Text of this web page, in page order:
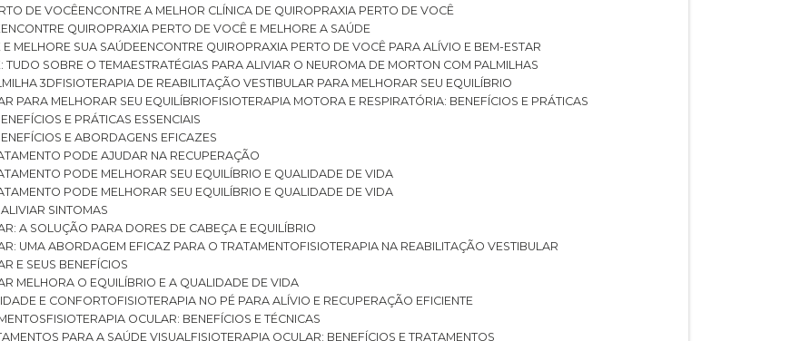
DE VOCÊ ENCONTRE A MELHOR CLÍNICA DE QUIROPRAXIA PERTO DE VOCÊ
ENCONTRE QUIROPRAXIA PERTO DE VOCÊ E MELHORE A SAÚDE
E MELHORE SUA SAÚDE ENCONTRE QUIROPRAXIA PERTO DE VOCÊ PARA ALÍVIO E BEM-ESTAR
TUDO SOBRE O TEMA ESTRATÉGIAS PARA ALIVIAR O NEUROMA DE MORTON COM PALMILHAS
3D
FISIOTERAPIA DE REABILITAÇÃO VESTIBULAR PARA MELHORAR SEU EQUILÍBRIO
PARA MELHORAR SEU EQUILÍBRIO
FISIOTERAPIA MOTORA E RESPIRATÓRIA: BENEFÍCIOS E PRÁTICAS
E PRÁTICAS ESSENCIAIS
E ABORDAGENS EFICAZES
PODE AJUDAR NA RECUPERAÇÃO
PODE MELHORAR SEU EQUILÍBRIO E QUALIDADE DE VIDA
PODE MELHORAR SEU EQUILÍBRIO E QUALIDADE DE VIDA
SINTOMAS
A SOLUÇÃO PARA DORES DE CABEÇA E EQUILÍBRIO
UMA ABORDAGEM EFICAZ PARA O TRATAMENTO
FISIOTERAPIA NA REABILITAÇÃO VESTIBULAR
E SEUS BENEFÍCIOS
MELHORA O EQUILÍBRIO E A QUALIDADE DE VIDA
E CONFORTO
FISIOTERAPIA NO PÉ PARA ALÍVIO E RECUPERAÇÃO EFICIENTE
FISIOTERAPIA OCULAR: BENEFÍCIOS E TÉCNICAS
PARA A SAÚDE VISUAL FISIOTERAPIA OCULAR: BENEFÍCIOS E TRATAMENTOS